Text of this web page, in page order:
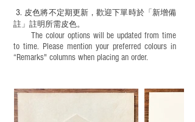
3. 皮色將不定期更新，歡迎下單時於「新增備
註」註明 所需皮色。
The colour options will be updated from time
to time. Please mention your preferred colours in
“Remarks" columns when placing an order.